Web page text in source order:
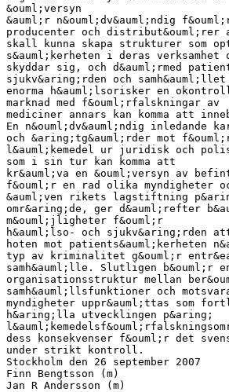
&ouml;versyn
&auml;r n&ouml;dv&auml;ndig
producenter och distribut&ouml;rer
skall kunna skapa strukturer som
s&auml;kerheten i deras verksamhet
skyddar sig, och d&auml;rmed
sjukv&aring;rden och
enorma h&auml;lsorisker en
marknad med f&ouml;rfalskningar av
mediciner annars kan komma att
En n&ouml;dv&auml;ndig inledande
och &aring;tg&auml;rder mot
l&auml;kemedel ur juridisk och
som i sin tur kan komma att
kr&auml;va en &ouml;versyn av
f&ouml;r en rad olika myndigheter
&auml;ven rikets lagstiftning
omr&aring;de, ger d&auml;refter
m&ouml;jligheter f&ouml;r
h&auml;lso- och sjukv&aring;rden
hoten mot patients&auml;kerheten
typ av kriminalitet g&ouml;r
samh&auml;lle. Slutligen b&ouml;r
organisationsstruktur mellan
samh&auml;llsfunktioner och
myndigheter uppr&auml;ttas som
h&aring;lla utvecklingen p&aring;
dess konsekvenser f&ouml;r det
under strikt kontroll.
Stockholm den 26 september 2007
Finn Bengtsson (m)
Jan R Andersson (m)